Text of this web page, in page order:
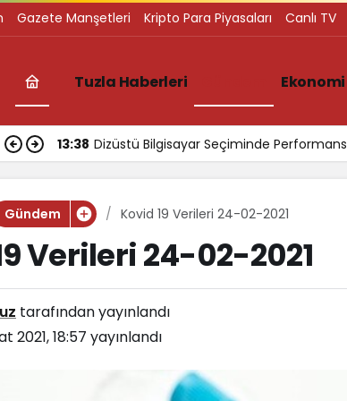
Gazete Manşetleri Kripto Para Piyasaları Canlı TV
Tuzla Haberleri Ekonomi
13:38 Dizüstü Bilgisayar Seçiminde Performans
Gündem Kovid 19 Verileri 24-02-2021
Verileri 24-02-2021
tarafından yayınlandı
2021, 18:57 yayınlandı